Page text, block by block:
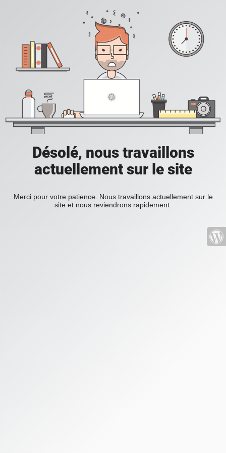
Désolé, nous travaillons
actuellement sur le site
Merci pour votre patience. Nous travaillons actuellement sur le
site et nous reviendrons rapidement.